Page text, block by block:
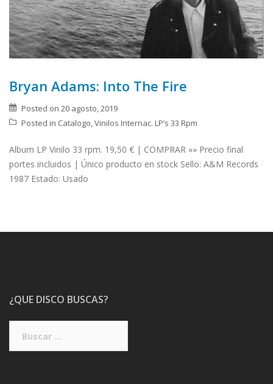
Bryan Adams: Into The Fire
Posted on 20 agosto, 2019
Posted in Catalogo,Vinilos Internac. LP’s 33 Rpm
Album LP Vinilo 33 rpm. 19,50 € | COMPRAR »» Precio final
portes incluidos | Único producto en stock Sello: A&M Records
1987 Estado: Usado
¿QUE DISCO BUSCAS?